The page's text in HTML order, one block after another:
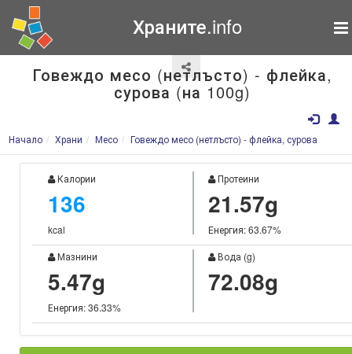
Храните.info
Говеждо месо (нетлъсто) - флейка,
сурова (на 100g)
Начало Храни Месо Говеждо месо (нетлъсто) - флейка, сурова
Калории
136
kcal
Протеини
21.57g
Енергия: 63.67%
Мазнини
5.47g
Енергия: 36.33%
Вода (g)
72.08g